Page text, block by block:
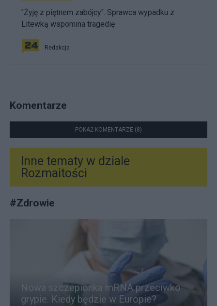
"Żyję z piętnem zabójcy". Sprawca wypadku z
Litewką wspomina tragedię
Redakcja
Komentarze
POKAŻ KOMENTARZE (8)
Inne tematy w dziale
Rozmaitości
#Zdrowie
Nowa szczepionka mRNA przeciwko
grypie. Kiedy będzie w Europie?